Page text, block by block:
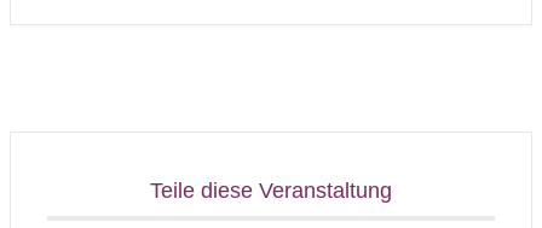
Teile diese Veranstaltung